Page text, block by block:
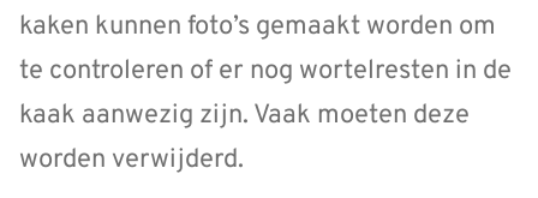
kaken kunnen foto’s gemaakt worden om
te controleren of er nog wortelresten in de
kaak aanwezig zijn. Vaak moeten deze
worden verwijderd.